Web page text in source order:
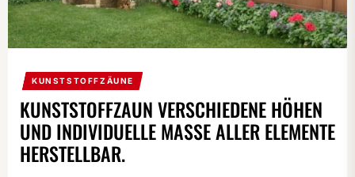
KUNSTSTOFFZÄUNE
KUNSTSTOFFZAUN VERSCHIEDENE HÖHEN
UND INDIVIDUELLE MASSE ALLER ELEMENTE H
ERSTELLBAR.